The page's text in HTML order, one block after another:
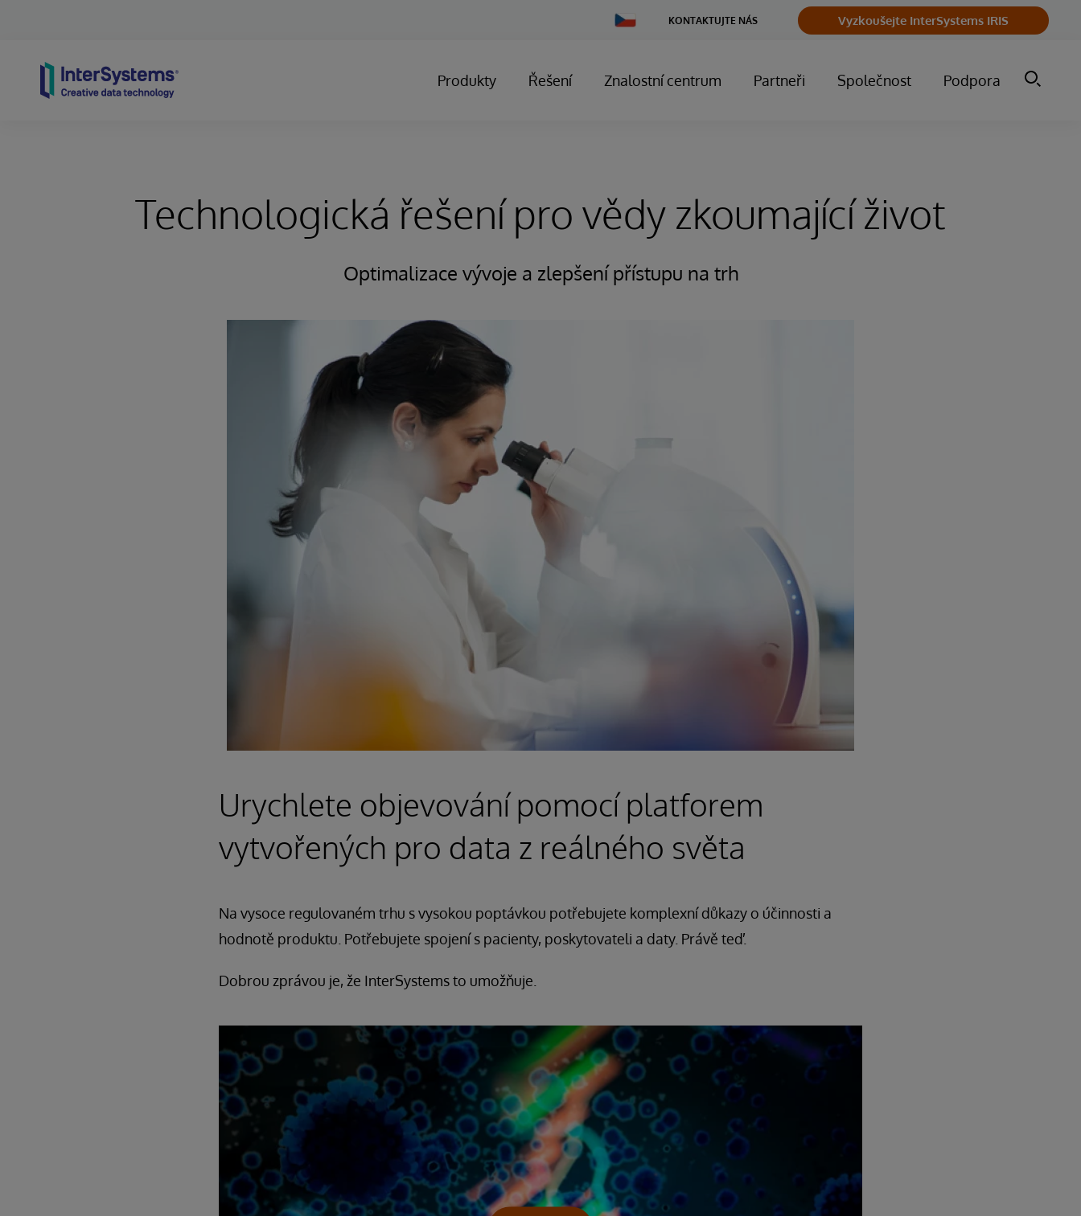
Change
Country
KONTAKTUJTE NÁS Vyzkoušejte InterSystems IRIS
Produkty Řešení Znalostní centrum Partneři Společnost Podpora
Technologická řešení pro vědy zkoumající život
Optimalizace vývoje a zlepšení přístupu na trh
Urychlete objevování pomocí platforem
vytvořených pro data z reálného světa
Na vysoce regulovaném trhu s vysokou poptávkou potřebujete komplexní důkazy o účinnosti a
hodnotě produktu. Potřebujete spojení s pacienty, poskytovateli a daty. Právě teď.
Dobrou zprávou je, že InterSystems to umožňuje.